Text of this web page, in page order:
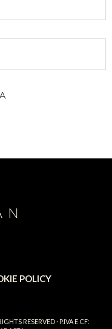
POLICY
RESERVED · P.IVA E CF: